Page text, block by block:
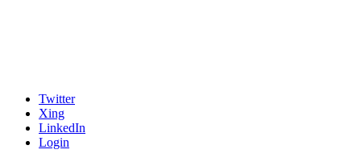
Twitter
Xing
LinkedIn
Login